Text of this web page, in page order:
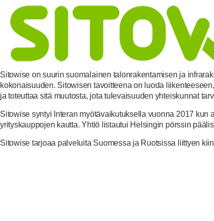
Sitowise on suurin suomalainen talonrakentamisen ja
kokonaisuuden. Sitowisen tavoitteena on luoda
ja toteuttaa sitä muutosta, jota tulevaisuuden yhteiskunnat
Sitowise syntyi Interan myötävaikutuksella vuonna 2017
yrityskauppojen kautta. Yhtiö listautui Helsingin pörssin
Sitowise tarjoaa palveluita Suomessa ja Ruotsissa liittyen